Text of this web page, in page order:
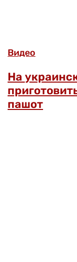
Видео
На
пашот